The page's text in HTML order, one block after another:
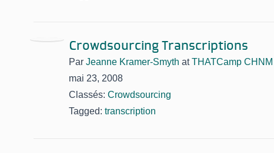
Crowdsourcing Transcriptions
Par Jeanne Kramer-Smyth atTHATCamp
mai 23, 2008
Classés: Crowdsourcing
Tagged: transcription